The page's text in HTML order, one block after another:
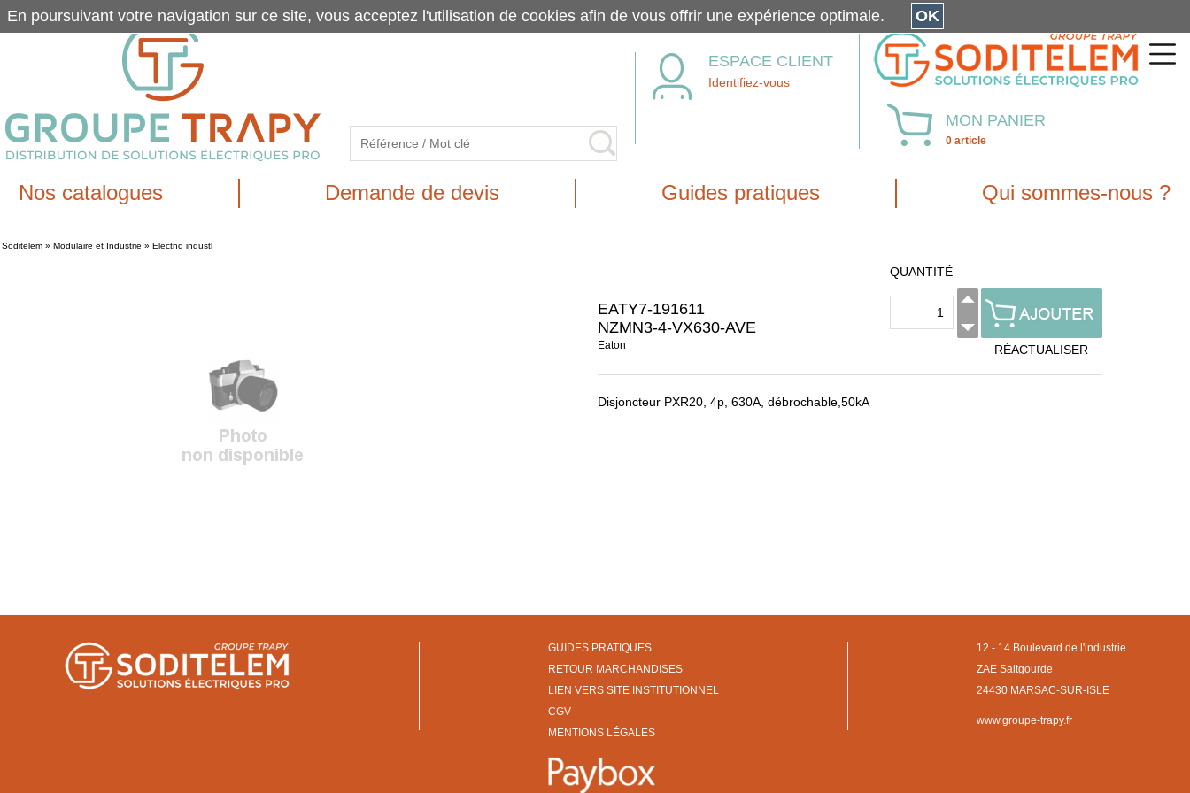
ESPACE CLIENT
Identifiez-vous
MON PANIER
0 article
Nos catalogues Demande de devis Guides pratiques Qui sommes-nous ?
Soditelem » Modulaire et Industrie » Electnq industl
EATY7-191611
NZMN3-4-VX630-AVE
Eaton
QUANTITÉ
RÉACTUALISER
Disjoncteur PXR20, 4p, 630A, débrochable,50kA
GUIDES PRATIQUES
RETOUR MARCHANDISES
LIEN VERS SITE INSTITUTIONNEL
CGV
MENTIONS LÉGALES
12 - 14 Boulevard de l'industrie
ZAE Saltgourde
24430 MARSAC-SUR-ISLE
www.groupe-trapy.fr
En poursuivant votre navigation sur ce site, vous acceptez l'utilisation de cookies afin de vous offrir une expérience optimale. OK